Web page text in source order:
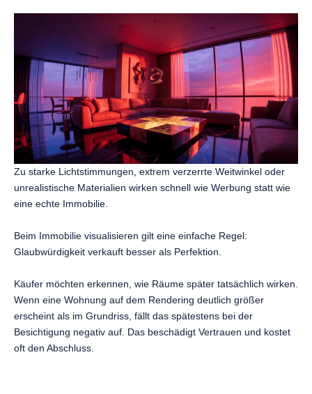
Zu starke Lichtstimmungen, extrem verzerrte Weitwinkel oder
unrealistische Materialien wirken schnell wie Werbung statt wie
eine echte Immobilie.
Beim Immobilie visualisieren gilt eine einfache Regel:
Glaubwürdigkeit verkauft besser als Perfektion.
Käufer möchten erkennen, wie Räume später tatsächlich wirken.
Wenn eine Wohnung auf dem Rendering deutlich größer
erscheint als im Grundriss, fällt das spätestens bei der
Besichtigung negativ auf. Das beschädigt Vertrauen und kostet
oft den Abschluss.